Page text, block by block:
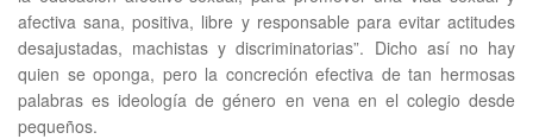
afectiva sana, positiva, libre y responsable para evitar actitudes
desajustadas, machistas y discriminatorias”. Dicho así no hay
quien se oponga, pero la concreción efectiva de tan hermosas
palabras es ideología de género en vena en el colegio desde
pequeños.